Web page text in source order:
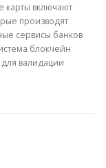
карты включают
производят
сервисы банков
блокчейн
для валидации